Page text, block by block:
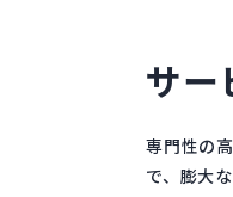
サー
専門性の
で、膨大